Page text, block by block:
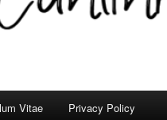
Vitae Privacy Policy